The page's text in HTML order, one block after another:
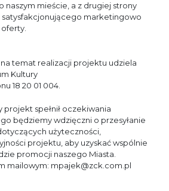
naszym mieście, a z drugiej strony
marketingowo
temat realizacji projektu udziela
Kultury
18 20 01 004.
spełnił oczekiwania
będziemy wdzięczni o przesyłanie
użyteczności,
projektu, aby uzyskać wspólnie
promocji naszego Miasta.
mailowym: mpajek@zck.com.pl